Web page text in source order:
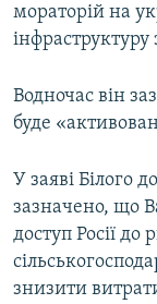
мораторій на
інфраструктуру
Водночас він
буде
У заяві Білого
зазначено, що
доступ Росії до
знизити